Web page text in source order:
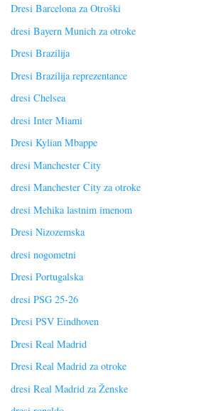
Dresi Barcelona za Otroški
dresi Bayern Munich za otroke
Dresi Brazilija
Dresi Brazilija reprezentance
dresi Chelsea
dresi Inter Miami
Dresi Kylian Mbappe
dresi Manchester City
dresi Manchester City za otroke
dresi Mehika lastnim imenom
Dresi Nizozemska
dresi nogometni
Dresi Portugalska
dresi PSG 25-26
Dresi PSV Eindhoven
Dresi Real Madrid
Dresi Real Madrid za otroke
dresi Real Madrid za Ženske